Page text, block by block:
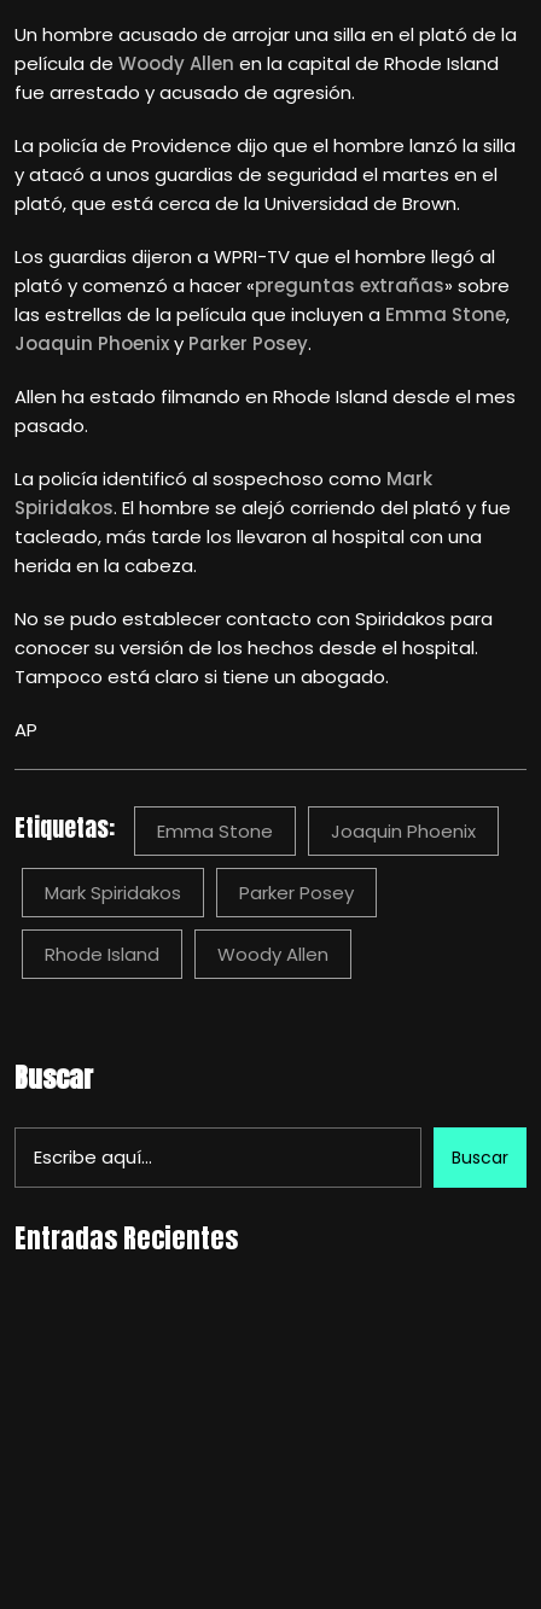
Un hombre acusado de arrojar una silla en el plató de la
película de Woody Allen en la capital de Rhode Island
fue arrestado y acusado de agresión.
La policía de Providence dijo que el hombre lanzó la silla
y atacó a unos guardias de seguridad el martes en el
plató, que está cerca de la Universidad de Brown.
Los guardias dijeron a WPRI-TV que el hombre llegó al
plató y comenzó a hacer «preguntas extrañas» sobre
las estrellas de la película que incluyen a Emma Stone,
Joaquin Phoenixy Parker Posey.
Allen ha estado filmando en Rhode Island desde el mes
pasado.
La policía identificó al sospechoso como Mark
Spiridakos. El hombre se alejó corriendo del plató y fue
tacleado, más tarde los llevaron al hospital con una
herida en la cabeza.
No se pudo establecer contacto con Spiridakos para
conocer su versión de los hechos desde el hospital.
Tampoco está claro si tiene un abogado.
AP
Etiquetas: Emma Stone Joaquin Phoenix
Mark Spiridakos Parker Posey
Rhode Island Woody Allen
Buscar
Buscar
Entradas Recientes